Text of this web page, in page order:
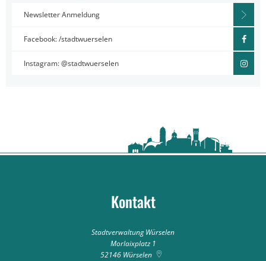
Newsletter Anmeldung
Facebook: /stadtwuerselen
Instagram: @stadtwuerselen
Kontakt
Stadtverwaltung Würselen
Morlaixplatz 1
52146 Würselen